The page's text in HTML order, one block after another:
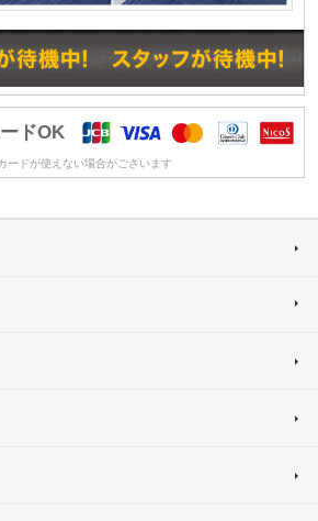
ドOK
ドが使えない場合がございます